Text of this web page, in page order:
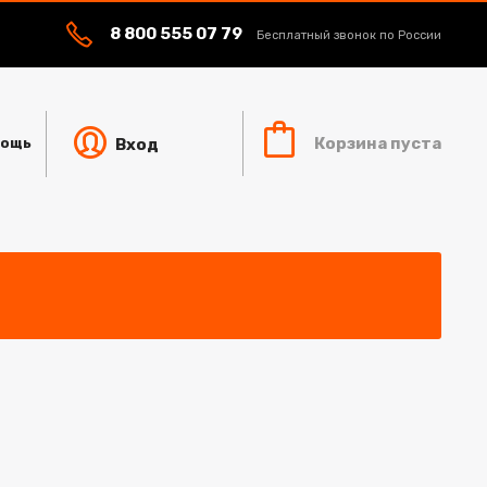
8 800 555 07 79 Бесплатный звонок по России
Корзина пуста
Вход